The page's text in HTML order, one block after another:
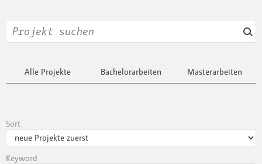
Alle Projekte Bachelorarbeiten Masterarbeiten
Sort
Keyword